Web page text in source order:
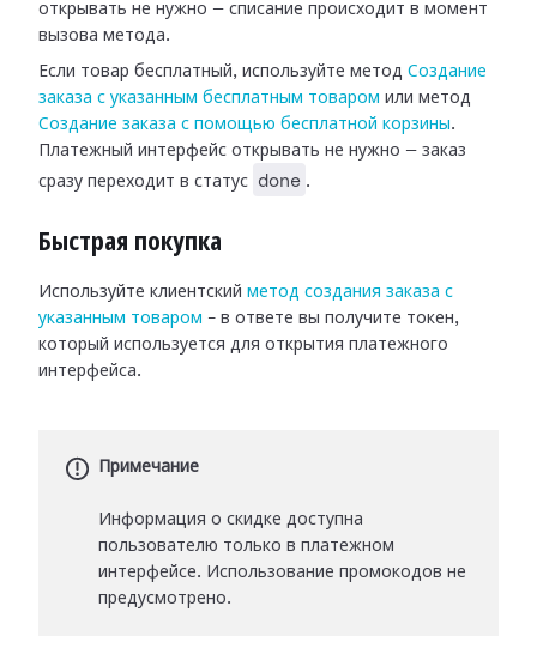
открывать не нужно — списание происходит в момент
вызова метода.
Если товар бесплатный, используйте метод Создание
заказа с указанным бесплатным товаром или метод
Создание заказа с помощью бесплатной корзины.
Платежный интерфейс открывать не нужно — заказ
сразу переходит в статус
done .
Быстрая покупка
Используйте клиентский метод создания заказа с
указанным товаром – в ответе вы получите токен,
который используется для открытия платежного
интерфейса.
Примечание
Информация о скидке доступна
пользователю только в платежном
интерфейсе. Использование промокодов не
предусмотрено.